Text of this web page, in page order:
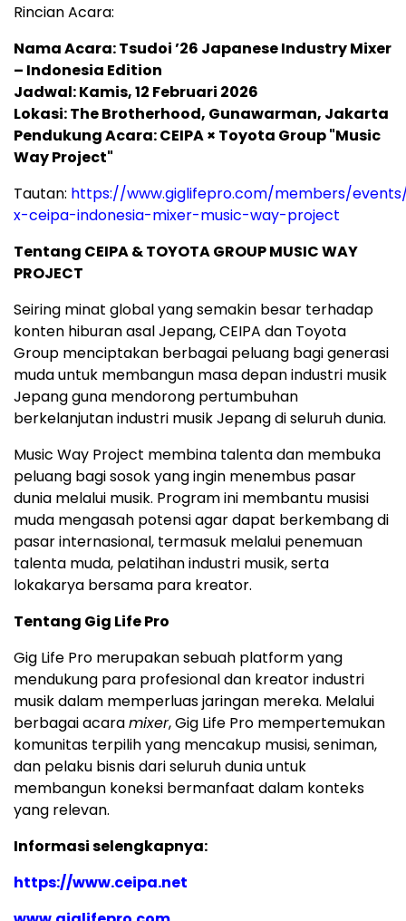
Rincian Acara:
Nama Acara: Tsudoi ’26 Japanese Industry Mixer
– Indonesia Edition
Jadwal: Kamis, 12 Februari 2026
Lokasi: The Brotherhood, Gunawarman, Jakarta
Pendukung Acara: CEIPA × Toyota Group "Music
Way Project"
Tautan: https://www.giglifepro.com/members/
x-ceipa-indonesia-mixer-music-way-project
Tentang CEIPA & TOYOTA GROUP MUSIC WAY
PROJECT
Seiring minat global yang semakin besar terhadap
konten hiburan asal Jepang, CEIPA dan Toyota
Group menciptakan berbagai peluang bagi generasi
muda untuk membangun masa depan industri musik
Jepang guna mendorong pertumbuhan
berkelanjutan industri musik Jepang di seluruh dunia.
Music Way Project membina talenta dan membuka
peluang bagi sosok yang ingin menembus pasar
dunia melalui musik. Program ini membantu musisi
muda mengasah potensi agar dapat berkembang di
pasar internasional, termasuk melalui penemuan
talenta muda, pelatihan industri musik, serta
lokakarya bersama para kreator.
Tentang Gig Life Pro
Gig Life Pro merupakan sebuah platform yang
mendukung para profesional dan kreator industri
musik dalam memperluas jaringan mereka. Melalui
berbagai acaramixer, Gig Life Pro mempertemukan
komunitas terpilih yang mencakup musisi, seniman,
dan pelaku bisnis dari seluruh dunia untuk
membangun koneksi bermanfaat dalam konteks
yang relevan.
Informasi selengkapnya:
https://www.ceipa.net